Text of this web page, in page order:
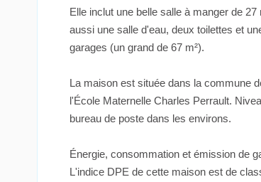
Elle inclut une belle salle à manger de
aussi une salle d'eau, deux toilettes et
garages (un grand de 67 m²).
La maison est située dans la commune
l'École Maternelle Charles Perrault.
bureau de poste dans les environs.
Énergie, consommation et émission de
L'indice DPE de cette maison est de